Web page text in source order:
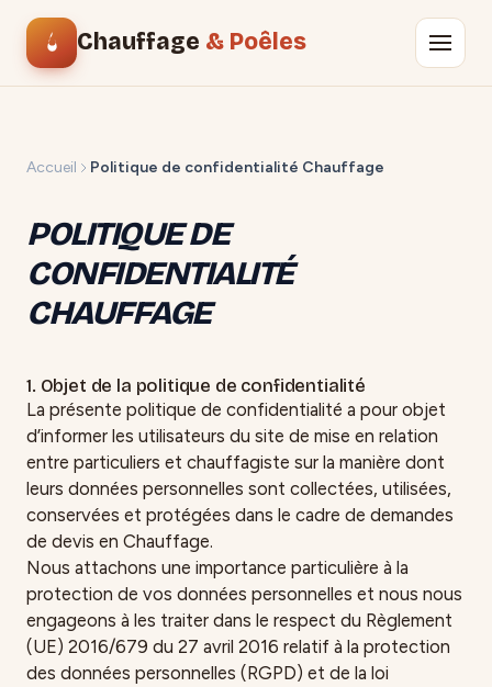
Chauffage & Poêles
Accueil Politique de confidentialité Chauffage
POLITIQUE DE
CONFIDENTIALITÉ
CHAUFFAGE
1. Objet de la politique de confidentialité
La présente politique de confidentialité a pour objet
d’informer les utilisateurs du site de mise en relation
entre particuliers et chauffagiste sur la manière dont
leurs données personnelles sont collectées, utilisées,
conservées et protégées dans le cadre de demandes
de devis en Chauffage.
Nous attachons une importance particulière à la
protection de vos données personnelles et nous nous
engageons à les traiter dans le respect du Règlement
(UE) 2016/679 du 27 avril 2016 relatif à la protection
des données personnelles (RGPD) et de la loi